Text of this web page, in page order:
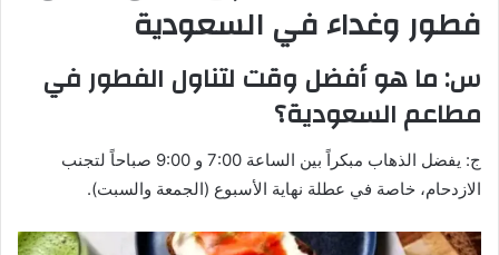
فطور وغداء في السعودية
س: ما هو أفضل وقت لتناول الفطور في
مطاعم السعودية؟
ج: يفضل الذهاب مبكراً بين الساعة 7:00 و 9:00 صباحاً لتجنب
الازدحام، خاصة في عطلة نهاية الأسبوع (الجمعة والسبت).